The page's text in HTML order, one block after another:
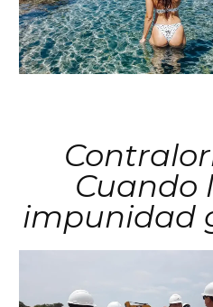
Cuando
impunidad